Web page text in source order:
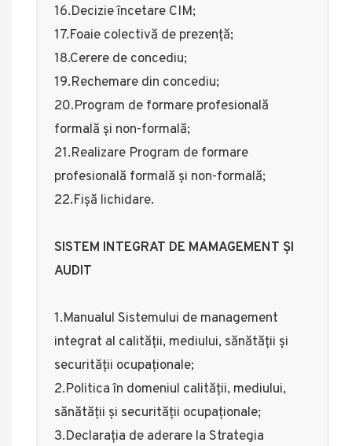
16.Decizie încetare CIM;
17.Foaie colectivă de prezență;
18.Cerere de concediu;
19.Rechemare din concediu;
20.Program de formare profesională
formală și non-formală;
21.Realizare Program de formare
profesională formală și non-formală;
22.Fișă lichidare.
SISTEM INTEGRAT DE MAMAGEMENT ȘI
AUDIT
1.Manualul Sistemului de management
integrat al calității, mediului, sănătății și
securității ocupaționale;
2.Politica în domeniul calității, mediului,
sănătății și securității ocupaționale;
3.Declarația de aderare la Strategia